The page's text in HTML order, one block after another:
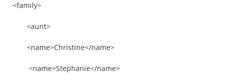
<family>
<aunt>
<name>Christine</name>
<name>Stephanie</name>